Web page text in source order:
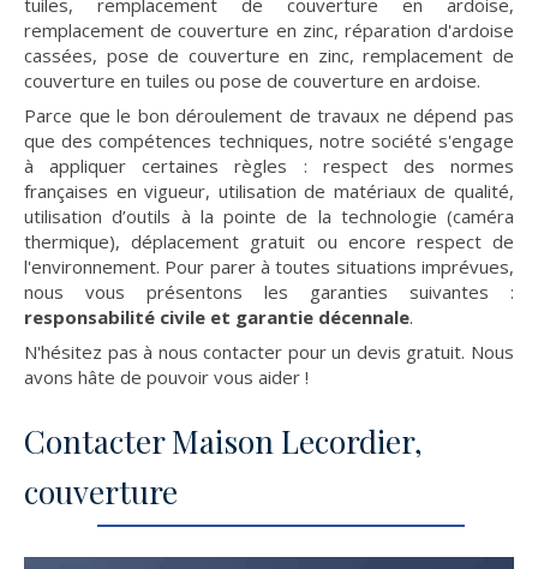
tuiles, remplacement de couverture en ardoise,
remplacement de couverture en zinc, réparation d'ardoise
cassées, pose de couverture en zinc, remplacement de
couverture en tuiles ou pose de couverture en ardoise.
Parce que le bon déroulement de travaux ne dépend pas
que des compétences techniques, notre société s'engage
à appliquer certaines règles : respect des normes
françaises en vigueur, utilisation de matériaux de qualité,
utilisation d’outils à la pointe de la technologie (caméra
thermique), déplacement gratuit ou encore respect de
l'environnement. Pour parer à toutes situations imprévues,
nous vous présentons les garanties suivantes :
responsabilité civile et garantie décennale.
N'hésitez pas à nous contacter pour un devis gratuit. Nous
avons hâte de pouvoir vous aider !
Contacter Maison Lecordier,
couverture